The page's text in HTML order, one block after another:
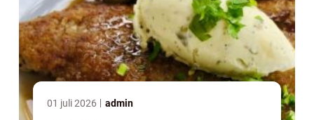
01 juli 2026 admin